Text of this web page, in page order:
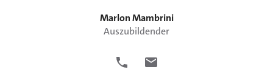
MarlonMambrini
Auszubildender